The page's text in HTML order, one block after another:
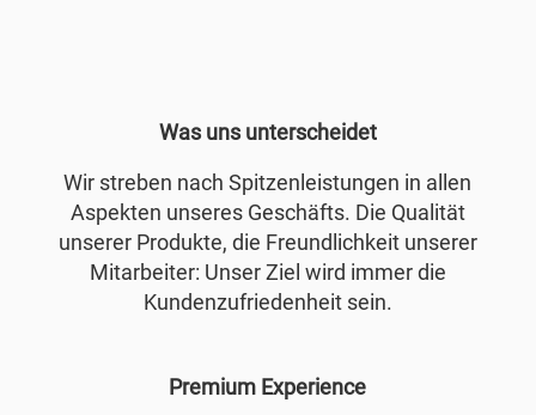
Was uns unterscheidet
Wir streben nach Spitzenleistungen in allen
Aspekten unseres Geschäfts. Die Qualität
unserer Produkte, die Freundlichkeit unserer
Mitarbeiter: Unser Ziel wird immer die
Kundenzufriedenheit sein.
Premium Experience